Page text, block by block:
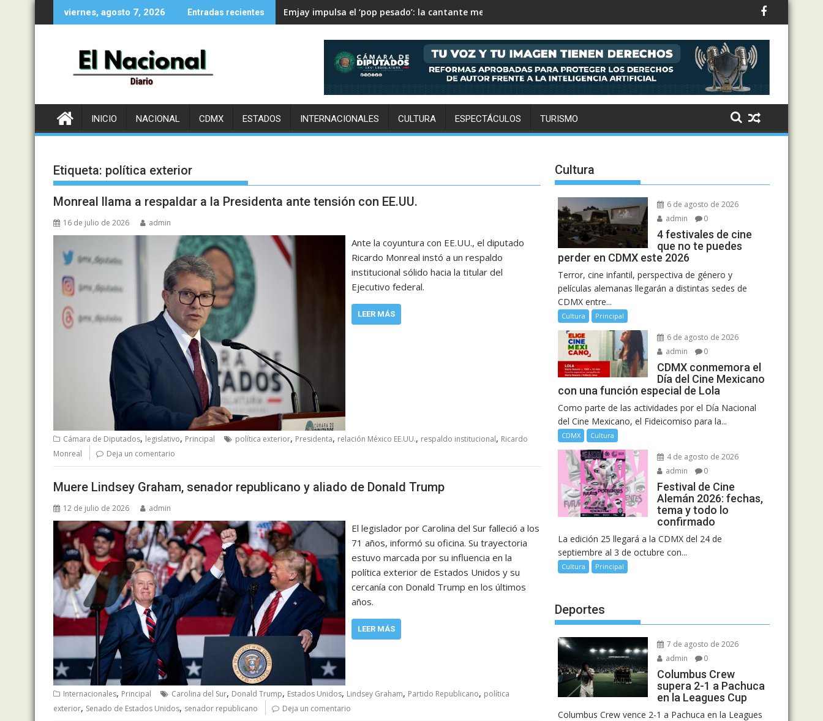
al
viernes, agosto 7, 2026 Entradas recientes Columbus Crew supera 2-1 a Pachuca en la Leagues Cup
INICIO NACIONAL CDMX ESTADOS INTERNACIONALES CULTURA ESPECTÁCULOS TURISMO
Etiqueta: política exterior
Monreal llama a respaldar a la Presidenta ante tensión con EE.UU.
16 de julio de 2026 admin
Ante la coyuntura con EE.UU., el diputado
Ricardo Monreal instó a un respaldo
institucional sólido hacia la titular del
Ejecutivo federal.
LEER MÁS
Cámara de Diputados, legislativo, Principal política exterior, Presidenta, relación México EE.UU., respaldo institucional, Ricardo
Monreal
Deja un comentario
Muere Lindsey Graham, senador republicano y aliado de Donald Trump
12 de julio de 2026 admin
El legislador por Carolina del Sur falleció a los
71 años, informó su oficina. Su trayectoria
estuvo marcada por su influencia en la
política exterior de Estados Unidos y su
cercanía con Donald Trump en los últimos
años.
LEER MÁS
Internacionales, Principal Carolina del Sur, Donald Trump, Estados Unidos, Lindsey Graham, Partido Republicano, política
exterior, Senado de Estados Unidos, senador republicano Deja un comentario
Cultura
6 de agosto de 2026
admin
0
4 festivales de cine
que no te puedes
perder en CDMX este 2026
Terror, cine infantil, perspectiva de género y
películas alemanas llegarán a distintas sedes de
CDMX entre...
Cultura Principal
6 de agosto de 2026
admin
0
CDMX conmemora el
Día del Cine Mexicano
con una función especial de Lola
Como parte de las actividades por el Día Nacional
del Cine Mexicano, el Fideicomiso para la...
CDMX Cultura
4 de agosto de 2026
admin
0
Festival de Cine
Alemán 2026: fechas,
tema y todo lo
confirmado
La edición 25 llegará a la CDMX del 24 de
septiembre al 3 de octubre con...
Cultura Principal
Deportes
7 de agosto de 2026
admin
0
Columbus Crew
supera 2-1 a Pachuca
en la Leagues Cup
Columbus Crew vence 2-1 a Pachuca en la Leagues